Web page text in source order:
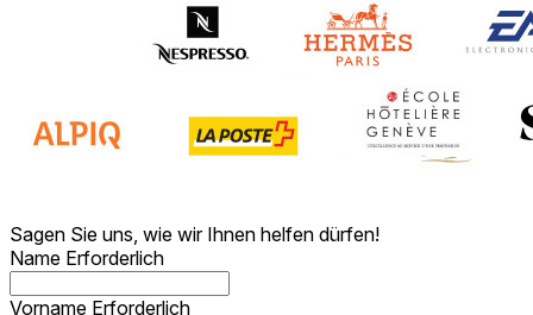
Sagen Sie uns, wie wir Ihnen helfen dürfen!
Name Erforderlich
Vorname Erforderlich